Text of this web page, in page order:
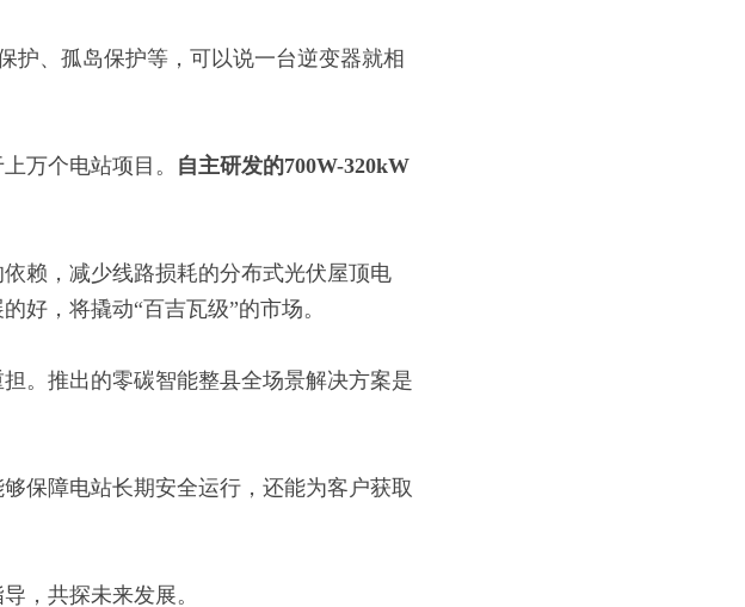
护、孤岛保护等，可以说一台逆变器就相
万个电站项目。 自主研发的700W-320kW
赖，减少线路损耗的分布式光伏屋顶电
好，将撬动“百吉瓦级”的市场。
。推出的零碳智能整县全场景解决方案是
保障电站长期安全运行，还能为客户获取
，共探未来发展。